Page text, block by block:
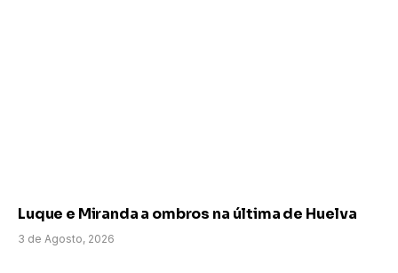
Luque e Miranda a ombros na última de Huelva
3 de Agosto, 2026